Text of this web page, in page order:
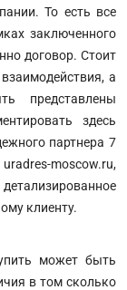
То есть все
заключенного
договор. Стоит
а
представлены
здесь
партнера 7
moscow.ru,
клиенту.
может быть
в том сколько